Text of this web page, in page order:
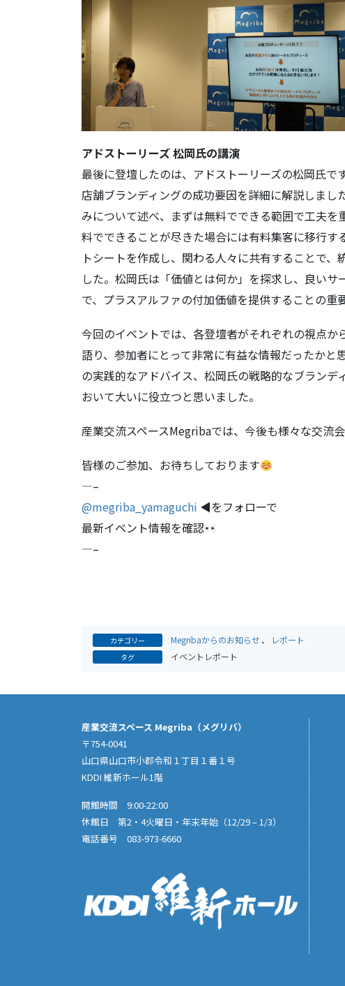
アドストーリーズ 松岡氏の講演
最後に登壇したのは、アドストーリーズの松岡氏で
店舗ブランディングの成功要因を詳細に解説しま
みについて述べ、まずは無料でできる範囲で工夫
料でできることが尽きた場合には有料集客に移行
トシートを作成し、関わる人々に共有することで
した。松岡氏は「価値とは何か」を探求し、良い
で、プラスアルファの付加価値を提供することの重
今回のイベントでは、各登壇者がそれぞれの視点
語り、参加者にとって非常に有益な情報だったか
の実践的なアドバイス、松岡氏の戦略的なブラン
おいて大いに役立つと思いました。
産業交流スペースMegribaでは、今後も様々な交流
皆様のご参加、お待ちしております
—–
@megriba_yamaguchi ◀︎をフォローで
最新イベント情報を確認
—–
カテゴリー Megribaからのお知らせ、 レポート
タグ イベントレポート
産業交流スペース Megriba（メグリバ）
〒754-0041
山口県山口市小郡令和１丁目１番１号
KDDI 維新ホール1階
開館時間 9:00-22:00
休館日 第2・4火曜日・年末年始（12/29 – 1/3）
電話番号 083-973-6660